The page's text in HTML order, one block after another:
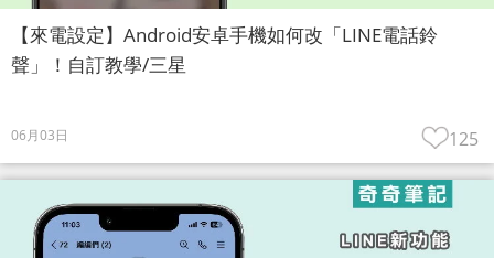
【來電設定】Android安卓手機如何改「LINE電話鈴
聲」！自訂教學/三星
06月03日 125